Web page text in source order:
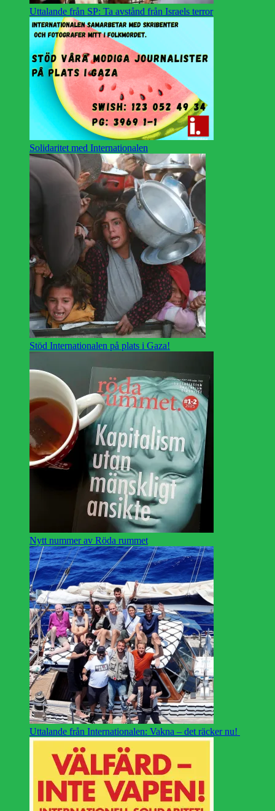
Uttalande från SP: Ta avstånd från Israels terror
Solidaritet med Internationalen
Stöd Internationalen på plats i Gaza!
Nytt nummer av Röda rummet
Uttalande från Internationalen: Vakna – det räcker nu!